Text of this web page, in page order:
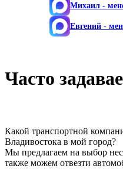
Михаил -
Евгений -
Часто
Какой транспортной
Владивостока в мой город?
Мы предлагаем на выбор
также можем отвезти